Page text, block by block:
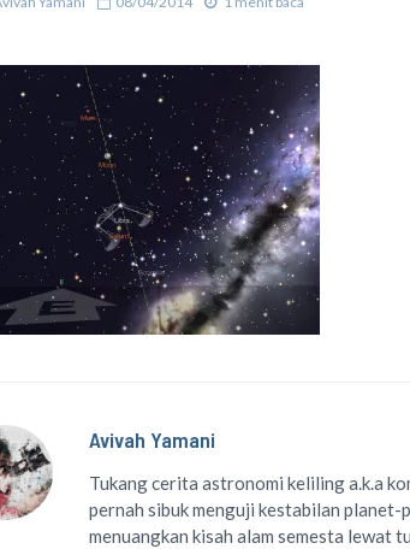
Avivah Yamani
Tukang cerita astronomi kelilinga.k.a
pernah sibuk menguji kestabilan
menuangkan kisah alam semesta lewat